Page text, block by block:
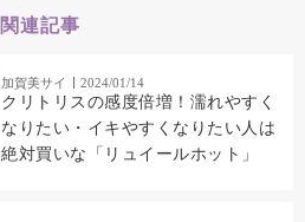
関連記事
加賀美サイ 2024/01/14
クリトリスの感度倍増！濡れやすく
なりたい・イキやすくなりたい人は
絶対買いな「リュイールホット」